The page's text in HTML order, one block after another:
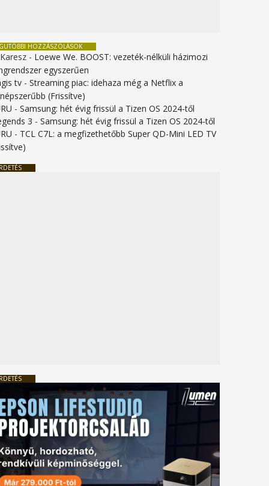
HOZZÁSZÓLÁSOK
- Loewe We. BOOST: vezeték-nélküli házimozi
egyszerűen
tv -Streaming piac: idehaza még a Netflix a
(Frissítve)
-Samsung: hét évig frissül a Tizen OS 2024-től
3 -Samsung: hét évig frissül a Tizen OS 2024-től
- TCL C7L: a megfizethetőbb Super QD-Mini LED TV